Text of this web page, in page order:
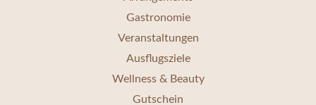
Gastronomie
Veranstaltungen
Ausflugsziele
Wellness & Beauty
Gutschein